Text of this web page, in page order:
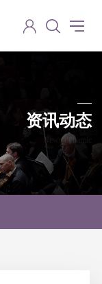
资讯动态
News dynamic